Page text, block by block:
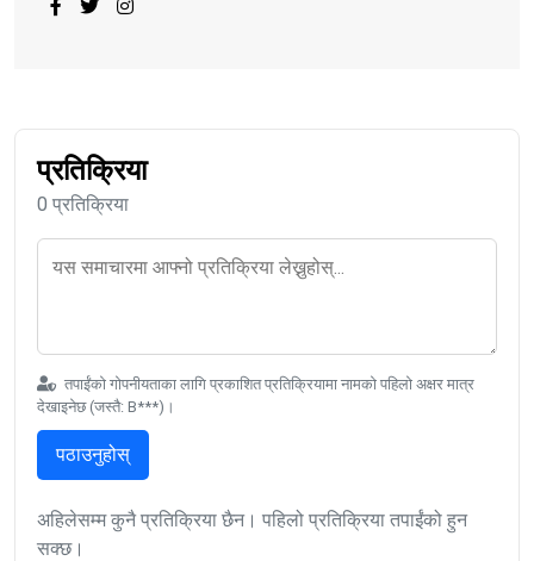
प्रतिक्रिया
0 प्रतिक्रिया
तपाईंको गोपनीयताका लागि प्रकाशित प्रतिक्रियामा नामको पहिलो अक्षर मात्र
देखाइनेछ (जस्तै: B***)।
पठाउनुहोस्
अहिलेसम्म कुनै प्रतिक्रिया छैन। पहिलो प्रतिक्रिया तपाईंको हुन
सक्छ।